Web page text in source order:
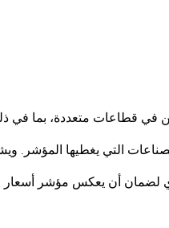
في قطاعات متعددة، بما في
التي يغطيها المؤشر.
لضمان أن يعكس مؤشر أسعار